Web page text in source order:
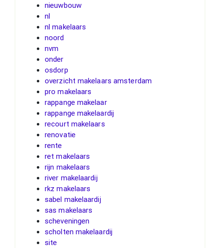
nieuwbouw
nl
nl makelaars
noord
nvm
onder
osdorp
overzicht makelaars amsterdam
pro makelaars
rappange makelaar
rappange makelaardij
recourt makelaars
renovatie
rente
ret makelaars
rijn makelaars
river makelaardij
rkz makelaars
sabel makelaardij
sas makelaars
scheveningen
scholten makelaardij
site